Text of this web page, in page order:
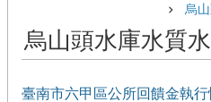
烏
烏山頭水庫水質
臺南市六甲區公所回饋金執